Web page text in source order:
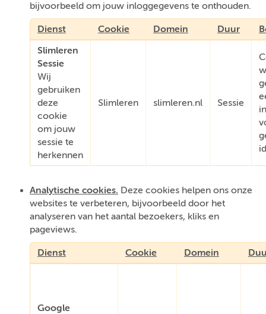
bijvoorbeeld om jouw inloggegevens te onthouden.
Dienst Cookie Domein Duur
Slimleren
Sessie
Wij
gebruiken
deze
cookie
om jouw
sessie te
herkennen
Slimleren slimleren.nl Sessie
Analytische cookies. Deze cookies helpen ons onze
websites te verbeteren, bijvoorbeeld door het
analyseren van het aantal bezoekers, kliks en
pageviews.
Dienst Cookie Domein
Google